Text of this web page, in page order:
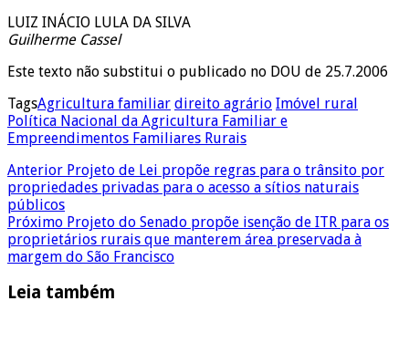
LUIZ INÁCIO LULA DA SILVA
Guilherme Cassel
Este texto não substitui o publicado no DOU de 25.7.2006
TagsAgricultura familiar direito agrário Imóvel rural
Política Nacional da Agricultura Familiar e
Empreendimentos Familiares Rurais
Anterior Projeto de Lei propõe regras para o trânsito por
propriedades privadas para o acesso a sítios naturais
públicos
Próximo Projeto do Senado propõe isenção de ITR para os
proprietários rurais que manterem área preservada à
margem do São Francisco
Leia também